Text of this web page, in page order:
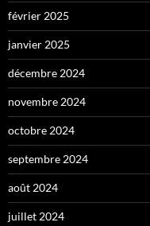
février 2025
janvier 2025
décembre 2024
novembre 2024
octobre 2024
septembre 2024
août 2024
juillet 2024